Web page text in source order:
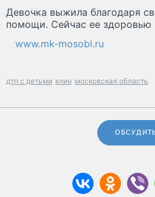
Девочка выжила благодаря
помощи. Сейчас ее здоровью
www.mk-mosobl.ru
дтп с детьми клин московская область